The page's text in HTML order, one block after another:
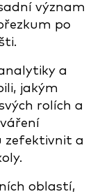
význam
po
a
jakým
rolích a
zefektivnit a
oblastí,